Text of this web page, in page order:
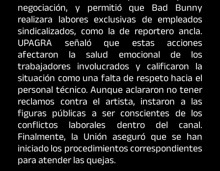
negociación, y permitió que Bad Bunny
realizara labores exclusivas de empleados
sindicalizados, como la de reportero ancla.
UPAGRA señaló que estas acciones
afectaron la salud emocional de los
trabajadores involucrados y calificaron la
situación como una falta de respeto hacia el
personal técnico. Aunque aclararon no tener
reclamos contra el artista, instaron a las
figuras públicas a ser conscientes de los
conflictos laborales dentro del canal.
Finalmente, la Unión aseguró que se han
iniciado los procedimientos correspondientes
para atender las quejas.